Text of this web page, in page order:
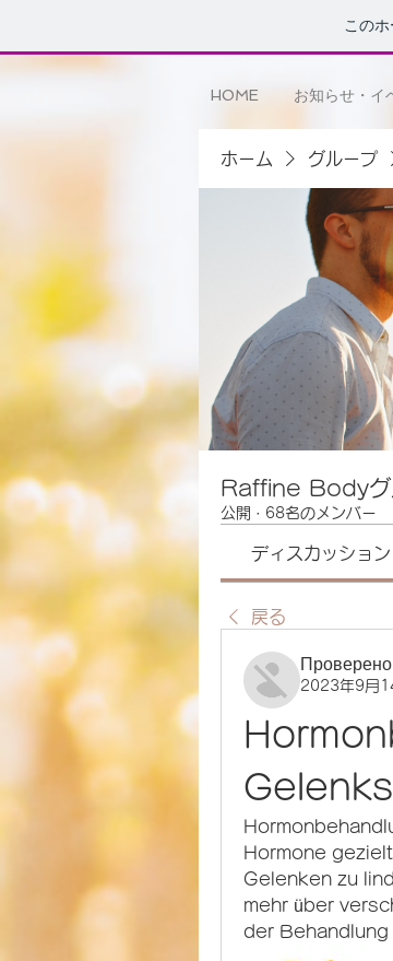
この
HOME お知らせ・イ
ホーム グループ
Raffine Bodyグ
公開 · 68名のメンバー
ディスカッション
戻る
2023年9月
Hormone
Gelenken zu
mehr über
der Behandlung